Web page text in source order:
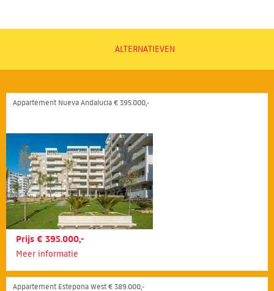
ALTERNATIEVEN
Appartement Nueva Andalucía € 395.000,-
Prijs € 395.000,-
Meer informatie
Appartement Estepona West € 389.000,-